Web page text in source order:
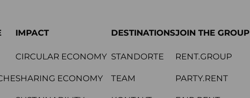
IMPACT
CIRCULAR ECONOMY
SHARING ECONOMY
DESTINATIONS
STANDORTE
TEAM
JOIN THE GROUP
RENT.GROUP
PARTY.RENT